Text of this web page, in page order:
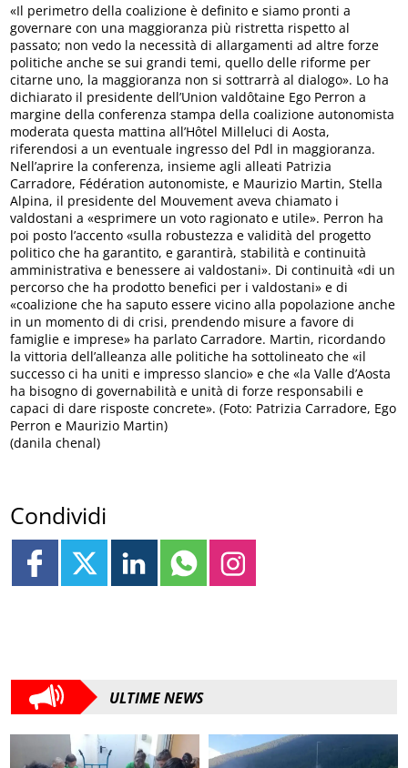
«Il perimetro della coalizione è definito e siamo pronti a
governare con una maggioranza più ristretta rispetto al
passato; non vedo la necessità di allargamenti ad altre forze
politiche anche se sui grandi temi, quello delle riforme per
citarne uno, la maggioranza non si sottrarrà al dialogo». Lo ha
dichiarato il presidente dell’Union valdôtaine Ego Perron a
margine della conferenza stampa della coalizione autonomista
moderata questa mattina all’Hôtel Milleluci di Aosta,
riferendosi a un eventuale ingresso del Pdl in maggioranza.
Nell’aprire la conferenza, insieme agli alleati Patrizia
Carradore, Fédération autonomiste, e Maurizio Martin, Stella
Alpina, il presidente del Mouvement aveva chiamato i
valdostani a «esprimere un voto ragionato e utile». Perron ha
poi posto l’accento «sulla robustezza e validità del progetto
politico che ha garantito, e garantirà, stabilità e continuità
amministrativa e benessere ai valdostani». Di continuità «di un
percorso che ha prodotto benefici per i valdostani» e di
«coalizione che ha saputo essere vicino alla popolazione anche
in un momento di di crisi, prendendo misure a favore di
famiglie e imprese» ha parlato Carradore. Martin, ricordando
la vittoria dell’alleanza alle politiche ha sottolineato che «il
successo ci ha uniti e impresso slancio» e che «la Valle d’Aosta
ha bisogno di governabilità e unità di forze responsabili e
capaci di dare risposte concrete». (Foto: Patrizia Carradore, Ego
Perron e Maurizio Martin)
(danila chenal)
Condividi
ULTIME NEWS